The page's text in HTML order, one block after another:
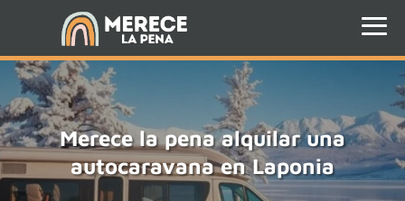
Merece la pena alquilar una
autocaravana en Laponia